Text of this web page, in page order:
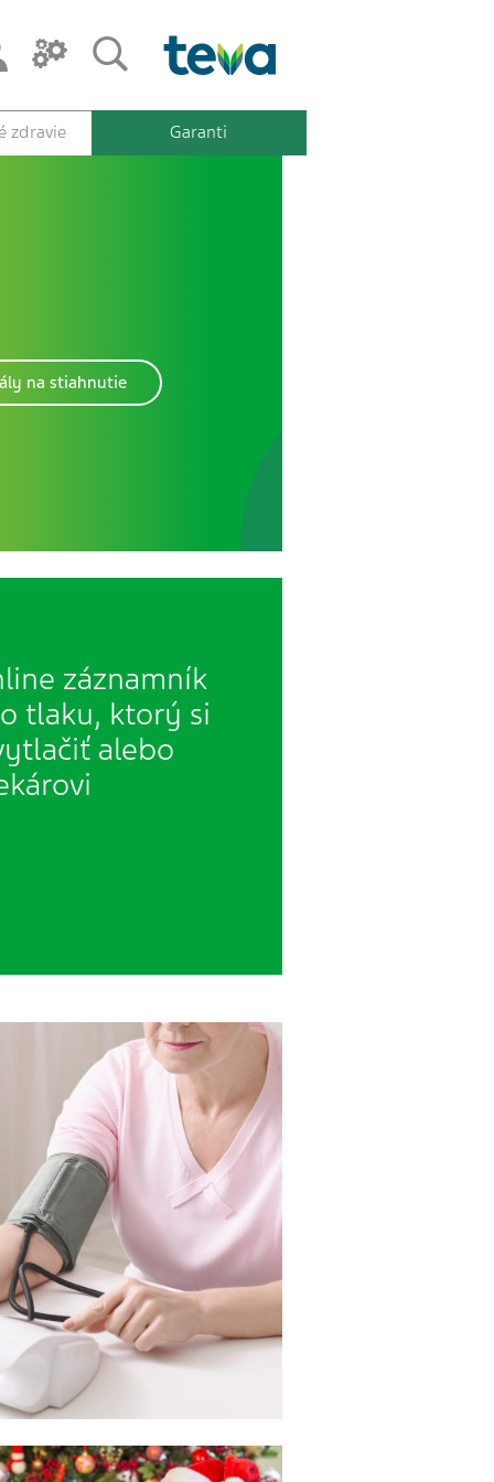
zdravie Garanti
na stiahnutie
záznamník
tlaku, ktorý si
alebo